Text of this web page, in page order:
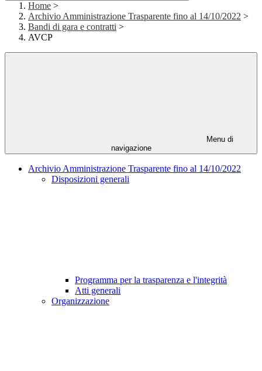
Home >
Archivio Amministrazione Trasparente fino al 14/10/2022 >
Bandi di gara e contratti >
AVCP
Menu di
navigazione
Archivio Amministrazione Trasparente fino al 14/10/2022
Disposizioni generali
Programma per la trasparenza e l'integrità
Atti generali
Organizzazione